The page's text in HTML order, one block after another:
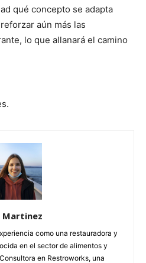
qué concepto se adapta
aún más las
lo que allanará el camino
Martinez
como una restauradora y
en el sector de alimentos y
en Restroworks, una